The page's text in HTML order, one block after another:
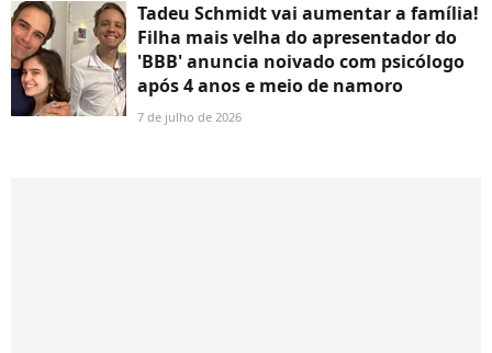
Tadeu Schmidt vai aumentar a família!
Filha mais velha do apresentador do
'BBB' anuncia noivado com psicólogo
após 4 anos e meio de namoro
7 de julho de 2026